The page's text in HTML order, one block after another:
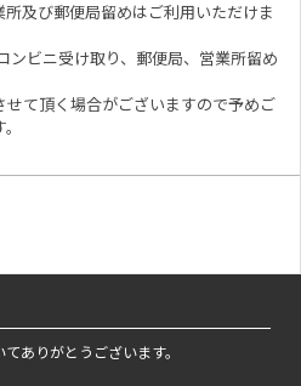
及び郵便局留めはご利用いただけま
ンビニ受け取り、郵便局、営業所留め
せて頂く場合がございますので予めご
ありがとうございます。